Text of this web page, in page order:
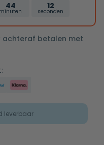
44
minuten
12
seconden
achteraf betalen met
leverbaar